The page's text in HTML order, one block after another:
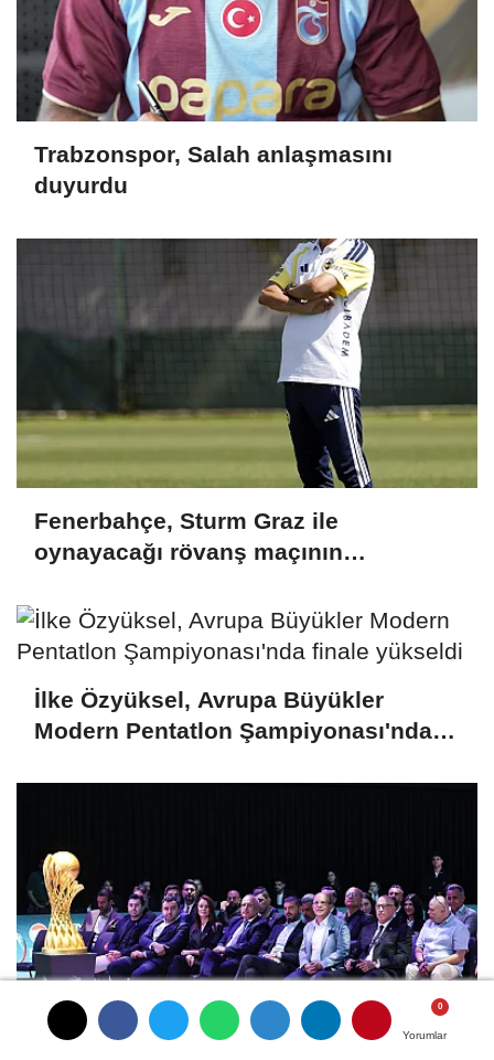
Yorumlar
Yorumlar
Yorumlar
Trabzonspor, Salah anlaşmasını
duyurdu
Fenerbahçe, Sturm Graz ile
oynayacağı rövanş maçının
İlke Özyüksel, Avrupa Büyükler
Modern Pentatlon Şampiyonası'nda